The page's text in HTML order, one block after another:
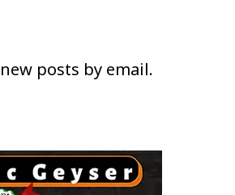
posts by email.